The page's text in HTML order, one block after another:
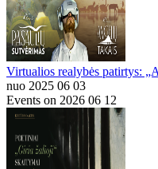
Virtualios realybės patirtys:
nuo 2025 06 03
Events on 2026 06 12